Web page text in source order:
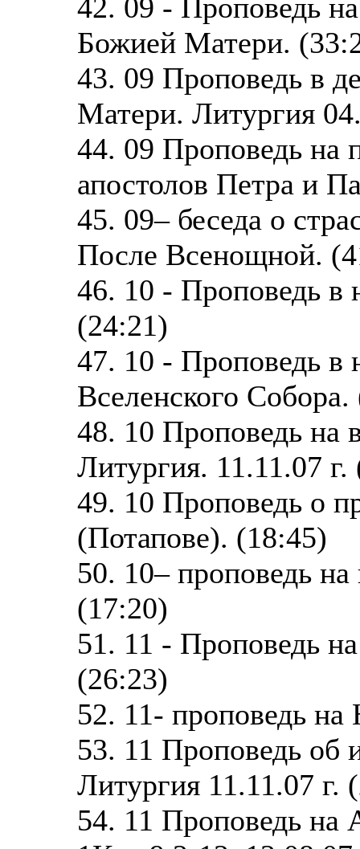
42. 09 - Проповедь
Божией Матери.
43. 09 Проповедь в
Матери. Литургия
44. 09 Проповедь на
апостолов Петра и
45. 09– беседа о
После Всенощной.
46. 10 - Проповедь
(24:21)
47. 10 - Проповедь в
Вселенского
48. 10 Проповедь на
Литургия. 11.11.07 г.
49. 10 Проповедь о
(Потапове). (18:45)
50. 10– проповедь
(17:20)
51. 11 - Проповедь
(26:23)
52. 11- проповедь
53. 11 Проповедь об
Литургия 11.11.07 г.
54. 11 Проповедь на